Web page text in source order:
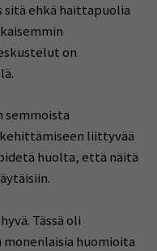
sitä ehkä haittapuolia
on
semmoista
liittyvää
huolta, että näitä
Tässä oli
monenlaisia huomioita